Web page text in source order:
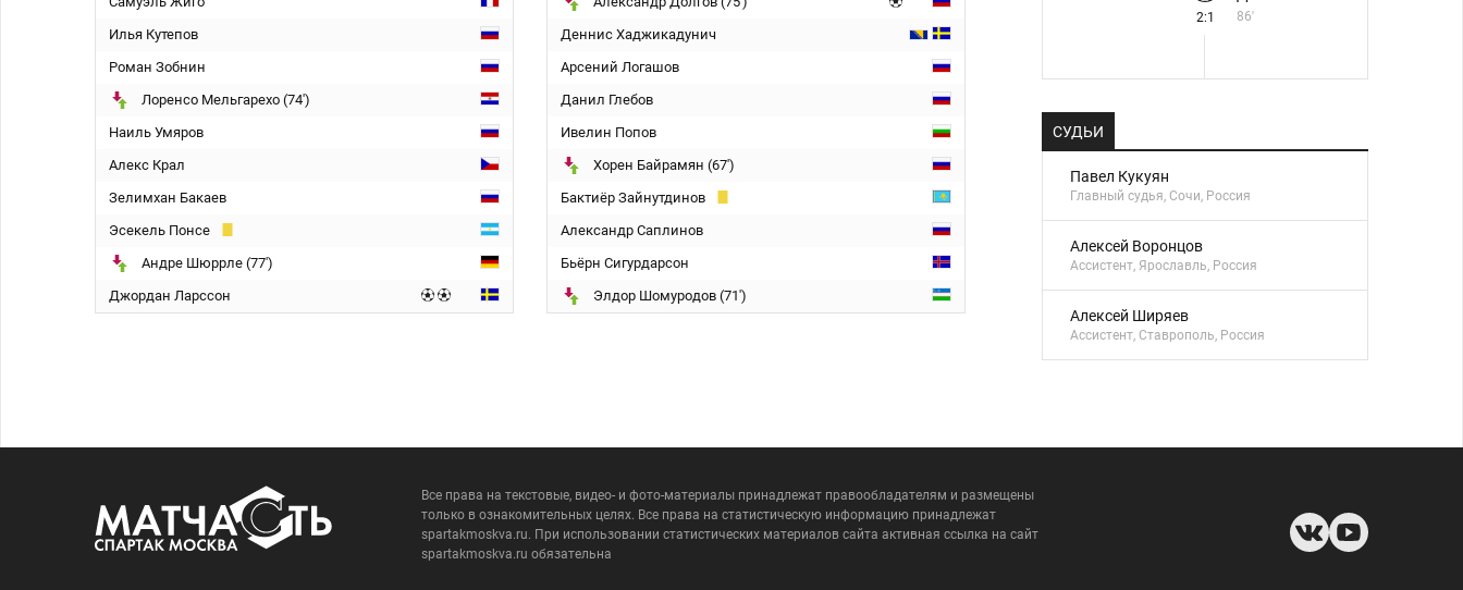
Илья Кутепов
Роман Зобнин
Лоренсо Мельгарехо (74')
Наиль Умяров
Алекс Крал
Зелимхан Бакаев
Эсекель Понсе
Андре Шюррле (77')
Джордан Ларссон
Деннис Хаджикадунич
Арсений Логашов
Данил Глебов
Ивелин Попов
Хорен Байрамян (67')
Бактиёр Зайнутдинов
Александр Саплинов
Бьёрн Сигурдарсон
Элдор Шомуродов (71')
2:1 86'
СУДЬИ
Павел Кукуян
Главный судья, Сочи, Россия
Алексей Воронцов
Ассистент, Ярославль, Россия
Алексей Ширяев
Ассистент, Ставрополь, Россия
Все права на текстовые, видео- и фото-материалы принадлежат правообладателям и размещены
только в ознакомительных целях. Все права на статистическую информацию принадлежат
spartakmoskva.ru. При использовании статистических материалов сайта активная ссылка на сайт
spartakmoskva.ru обязательна